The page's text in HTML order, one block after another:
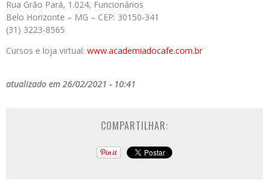
Rua Grão Pará, 1.024, Funcionários
Belo Horizonte – MG – CEP: 30150-341
(31) 3223-8565
Cursos e loja virtual: www.academiadocafe.com.br
atualizado em 26/02/2021 - 10:41
COMPARTILHAR: